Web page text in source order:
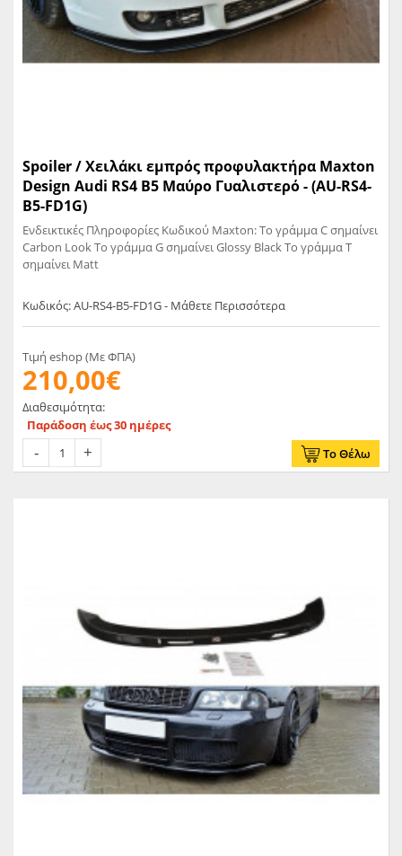
Spoiler / Χειλάκι εμπρός προφυλακτήρα Maxton
Design Audi RS4 B5 Μαύρο Γυαλιστερό - (AU-RS4-
B5-FD1G)
Ενδεικτικές Πληροφορίες Κωδικού Maxton: Το γράμμα C σημαίνει
Carbon Look Το γράμμα G σημαίνει Glossy Black Το γράμμα T
σημαίνει Matt
Κωδικός: AU-RS4-B5-FD1G - Μάθετε Περισσότερα
Τιμή eshop (Με ΦΠΑ)
210,00€
Διαθεσιμότητα:
Παράδοση έως 30 ημέρες
Το Θέλω